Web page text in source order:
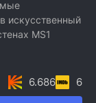
искусственный
MS1
6.686 6